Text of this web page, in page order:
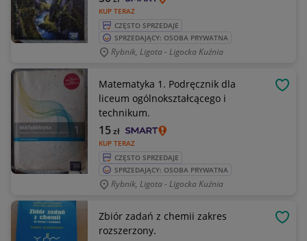
KUP TERAZ
CZĘSTO SPRZEDAJE
SPRZEDAJĄCY: OSOBA PRYWATNA
Rybnik, Ligota - Ligocka Kuźnia
Matematyka 1. Podręcznik dla
liceum ogólnokształcącego i
technikum.
KUP TERAZ
15zł
CZĘSTO SPRZEDAJE
SPRZEDAJĄCY: OSOBA PRYWATNA
Rybnik, Ligota - Ligocka Kuźnia
Zbiór zadań z chemii zakres
rozszerzony.